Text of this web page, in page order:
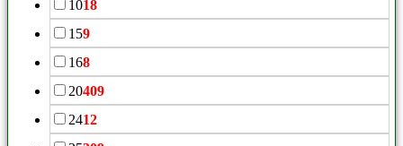
1018
159
168
20409
2412